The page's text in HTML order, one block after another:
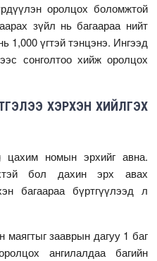
оролцох боломжтой
зүйл нь багаараа нийт
1,000 үгтэй тэнцэнэ. Ингээд
сонголтоо хийж оролцох
ХЭРХЭН ХИЙЛГЭХ
цахим номын эрхийг авна.
бол дахин эрх авах
багаараа бүртгүүлээд л
зааврын дагуу 1 баг
ангилалдаа багийн